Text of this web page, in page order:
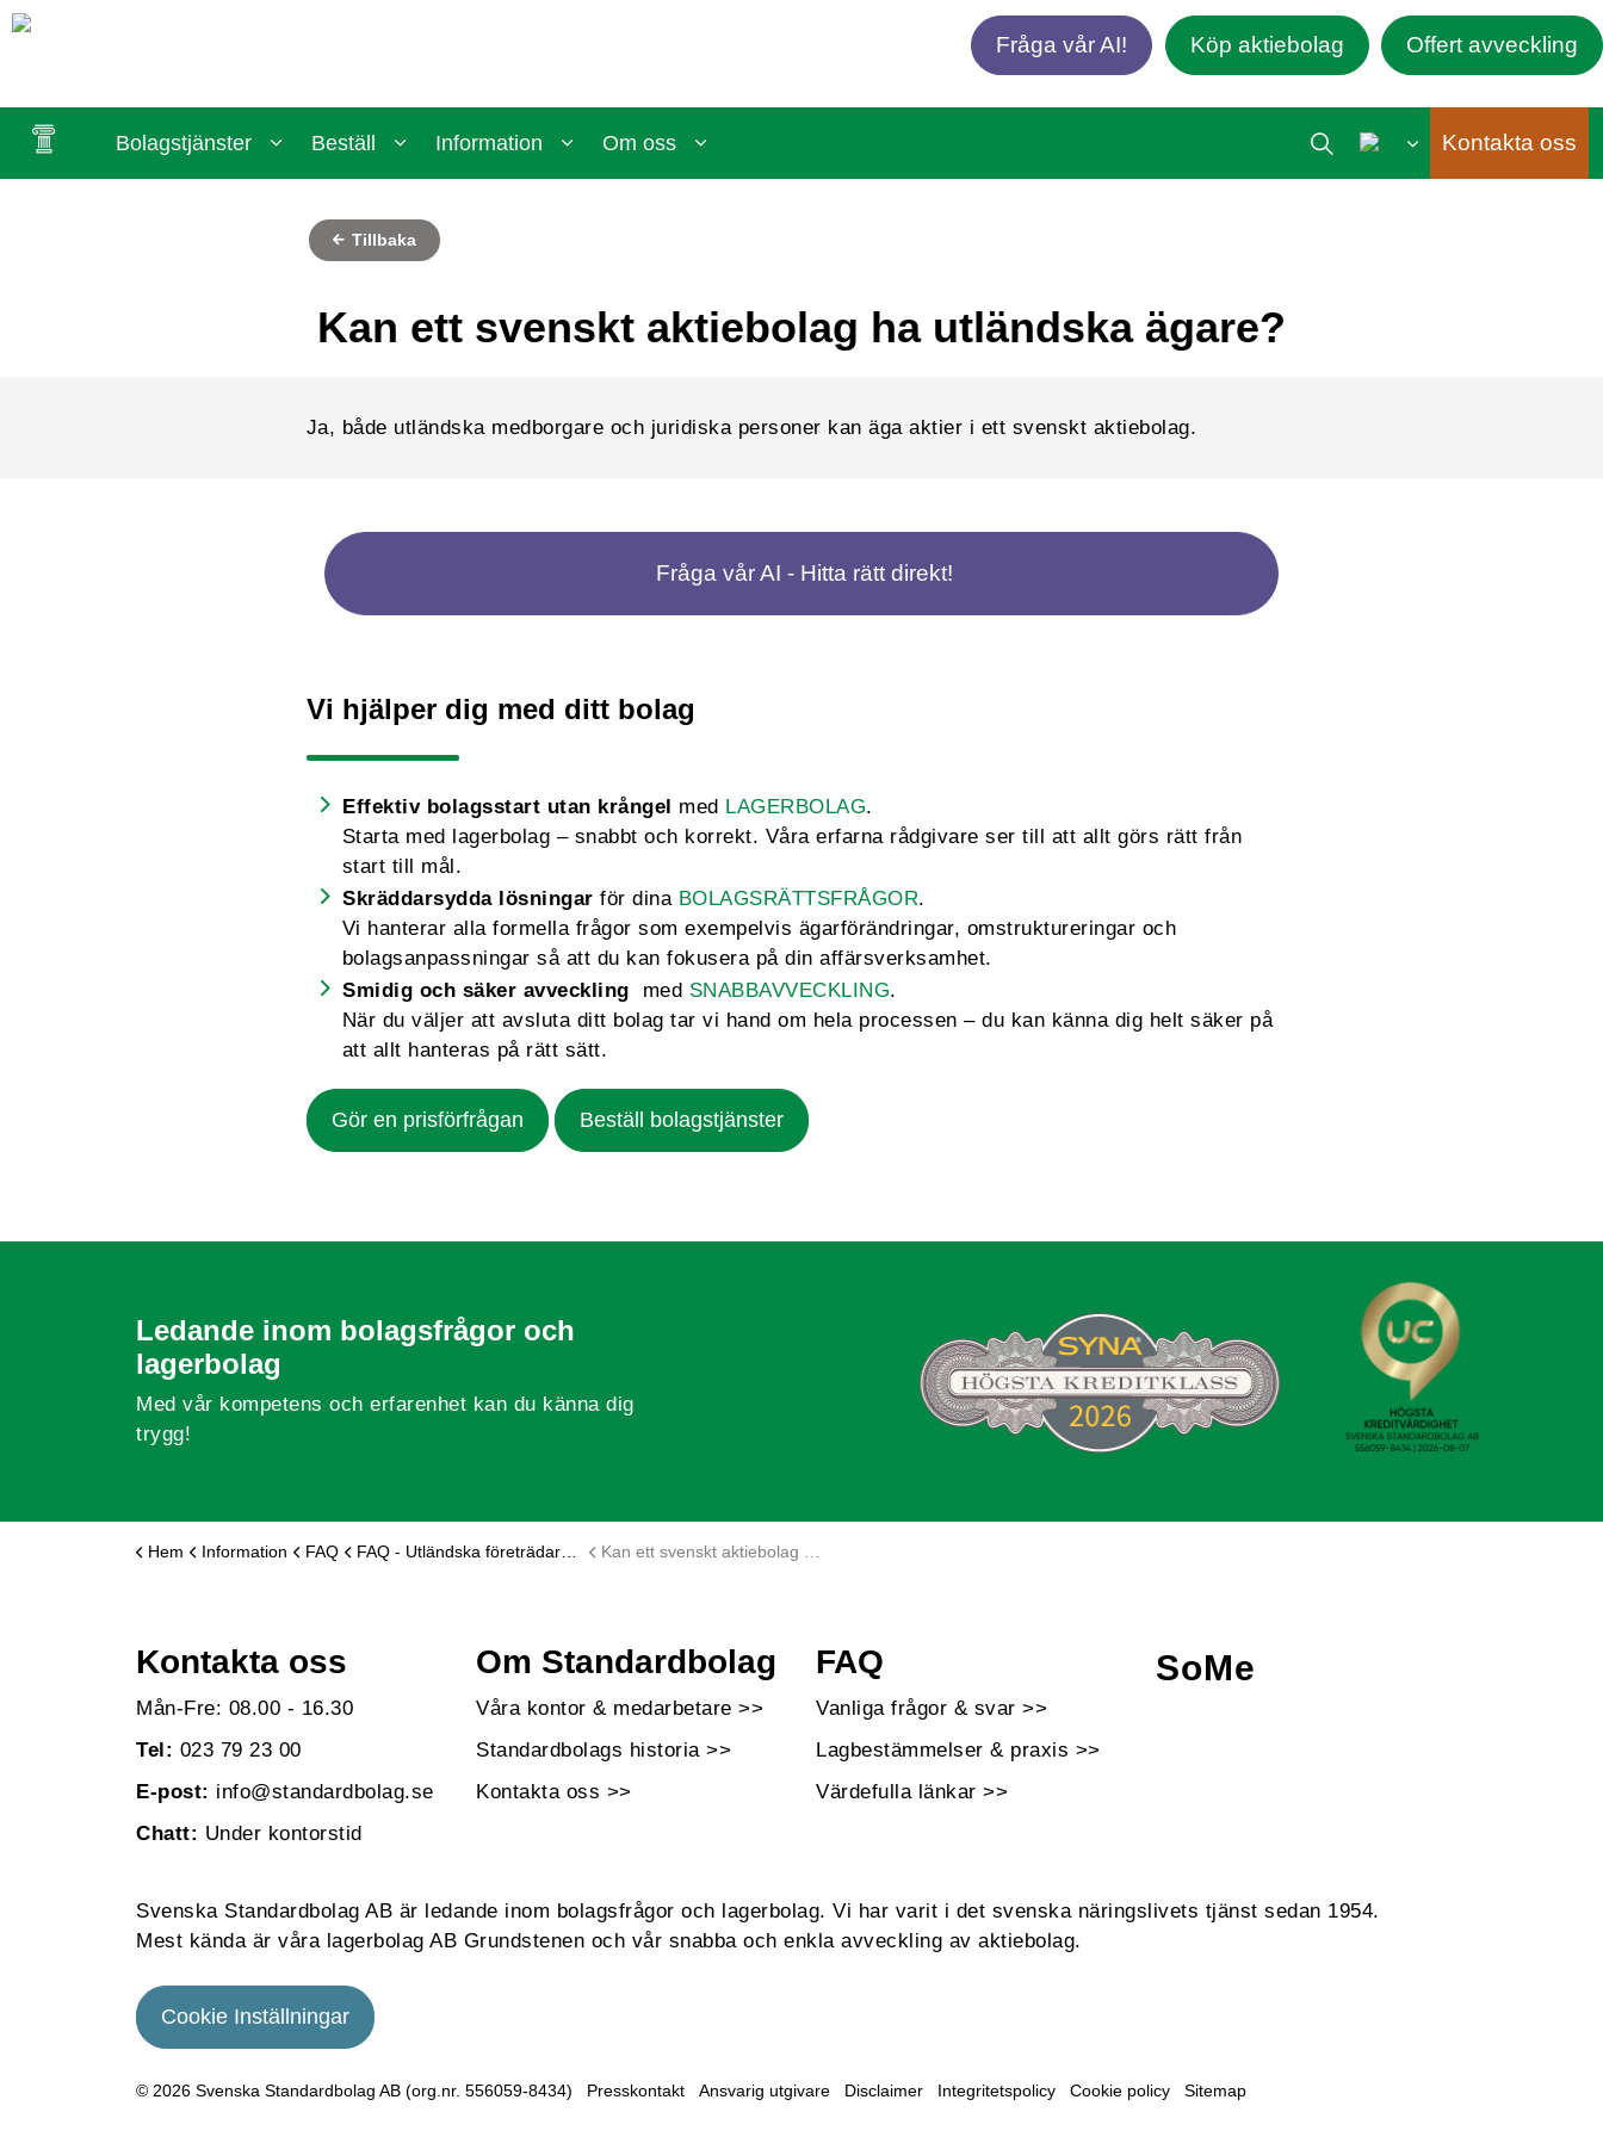
Bolagstjänster Beställ Information Om oss Kontakta oss
Fråga vår AI! Köp aktiebolag Offert avveckling
Tillbaka
Kan ett svenskt aktiebolag ha utländska ägare?
Ja, både utländska medborgare och juridiska personer kan äga aktier i ett svenskt aktiebolag.
Fråga vår AI - Hitta rätt direkt!
Vi hjälper dig med ditt bolag
Effektiv bolagsstart utan krångel med LAGERBOLAG.
Starta med lagerbolag – snabbt och korrekt. Våra erfarna rådgivare ser till att allt görs rätt från
start till mål.
Skräddarsydda lösningar för dina BOLAGSRÄTTSFRÅGOR.
Vi hanterar alla formella frågor som exempelvis ägarförändringar, omstruktureringar och
bolagsanpassningar så att du kan fokusera på din affärsverksamhet.
Smidig och säker avveckling med SNABBAVVECKLING.
När du väljer att avsluta ditt bolag tar vi hand om hela processen – du kan känna dig helt säker på
att allt hanteras på rätt sätt.
Gör en prisförfrågan Beställ bolagstjänster
Ledande inom bolagsfrågor och
lagerbolag
Med vår kompetens och erfarenhet kan du känna dig
trygg!
Hem Information FAQ FAQ - Utländska företrädare i svenska bolag Kan ett svenskt aktiebolag ha utländska ägare?
Kontakta oss
Mån-Fre: 08.00 - 16.30
Tel: 023 79 23 00
E-post: info@standardbolag.se
Chatt: Under kontorstid
Om Standardbolag
Våra kontor & medarbetare >>
Standardbolags historia >>
Kontakta oss >>
FAQ
Vanliga frågor & svar >>
Lagbestämmelser & praxis >>
Värdefulla länkar >>
SoMe
Svenska Standardbolag AB är ledande inom bolagsfrågor och lagerbolag. Vi har varit i det svenska näringslivets tjänst sedan 1954.
Mest kända är våra lagerbolag AB Grundstenen och vår snabba och enkla avveckling av aktiebolag.
Cookie Inställningar
© 2026 Svenska Standardbolag AB (org.nr. 556059­-8434) Presskontakt Ansvarig utgivare Disclaimer Integritetspolicy Cookie policy Sitemap